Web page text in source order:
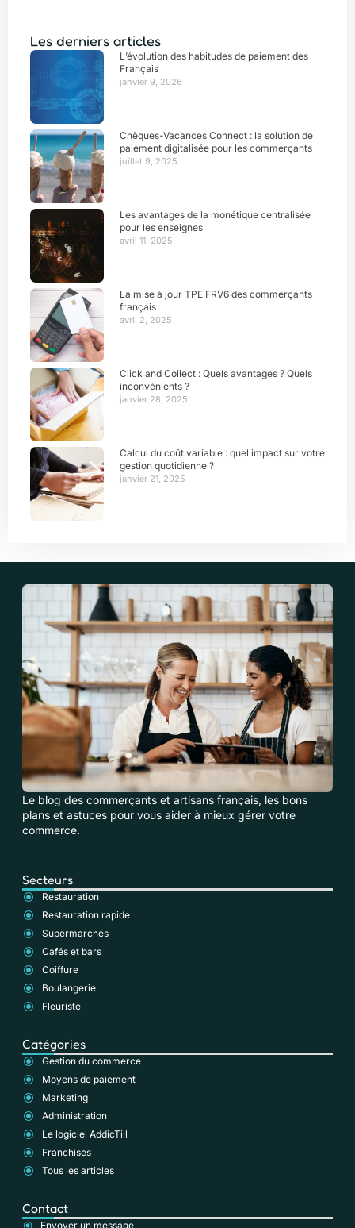
Les derniers articles
L’évolution des habitudes de paiement des
Français
janvier 9, 2026
Chèques-Vacances Connect : la solution de
paiement digitalisée pour les commerçants
juillet 9, 2025
Les avantages de la monétique centralisée
pour les enseignes
avril 11, 2025
La mise à jour TPE FRV6 des commerçants
français
avril 2, 2025
Click and Collect : Quels avantages ? Quels
inconvénients ?
janvier 28, 2025
Calcul du coût variable : quel impact sur votre
gestion quotidienne ?
janvier 21, 2025
Le blog des commerçants et artisans français, les bons
plans et astuces pour vous aider à mieux gérer votre
commerce.
Secteurs
Restauration
Restauration rapide
Supermarchés
Cafés et bars
Coiffure
Boulangerie
Fleuriste
Catégories
Gestion du commerce
Moyens de paiement
Marketing
Administration
Le logiciel AddicTill
Franchises
Tous les articles
Contact
Envoyer un message